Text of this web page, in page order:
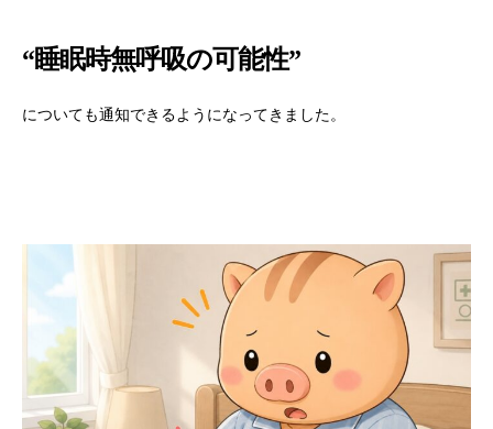
“睡眠時無呼吸の可能性”
についても通知できるようになってきました。